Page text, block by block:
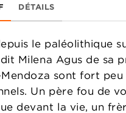
DÉTAILS
le paléolithique
Milena Agus de sa
sont fort peu
Un père fou de
devant la vie, un